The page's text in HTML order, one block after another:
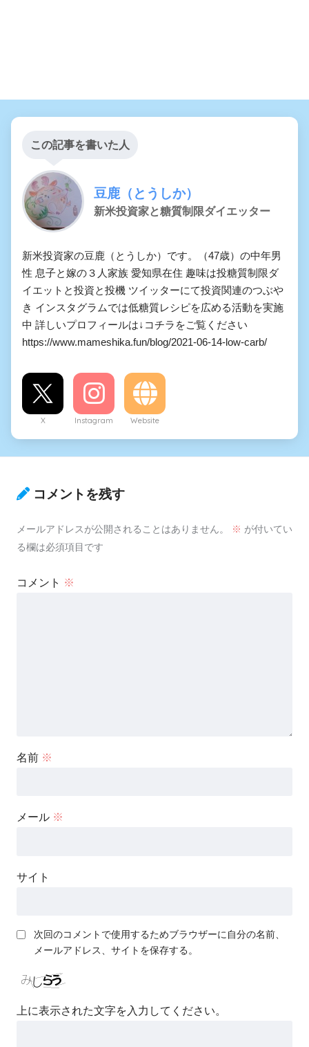
この記事を書いた人
豆鹿（とうしか）
新米投資家と糖質制限ダイエッター
新米投資家の豆鹿（とうしか）です。（47歳）の中年男
性 息子と嫁の３人家族 愛知県在住 趣味は投糖質制限ダ
イエットと投資と投機 ツイッターにて投資関連のつぶや
き インスタグラムでは低糖質レシピを広める活動を実施
中 詳しいプロフィールは↓コチラをご覧ください
https://www.mameshika.fun/blog/2021-06-14-low-carb/
X Instagram Website
コメントを残す
メールアドレスが公開されることはありません。 ※ が付いてい
る欄は必須項目です
コメント ※
名前 ※
メール ※
サイト
次回のコメントで使用するためブラウザーに自分の名前、
メールアドレス、サイトを保存する。
上に表示された文字を入力してください。